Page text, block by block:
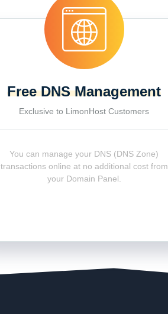
Free DNS Management
Exclusive to LimonHost Customers
You can manage your DNS (DNS Zone)
transactions online at no additional cost from
your Domain Panel.